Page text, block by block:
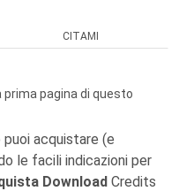
CITAMI
pagina di questo
acquistare (e
le facili indicazioni per
Download Credits